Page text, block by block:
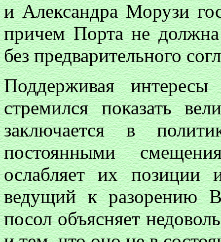
и Александра Морузи
причем Порта не
без предварительного
Поддерживая
стремился показать
заключается в
постоянными
ослабляет их позиции
ведущий к разорению
посол объясняет